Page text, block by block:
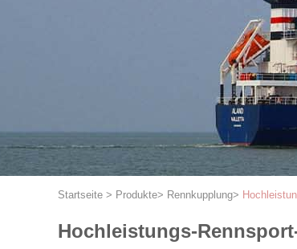
Startseite > Produkte> Rennkupplung>
Hochleistungs-